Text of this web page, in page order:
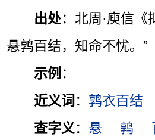
出处：北周·庾信《
悬鹑百结，知命不忧。”
示例 ：
近义词 ： 鹑衣百结
查字义 ： 悬 鹑